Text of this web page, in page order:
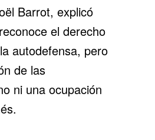
Barrot, explicó
el derecho
autodefensa, pero
de las
ni una ocupación